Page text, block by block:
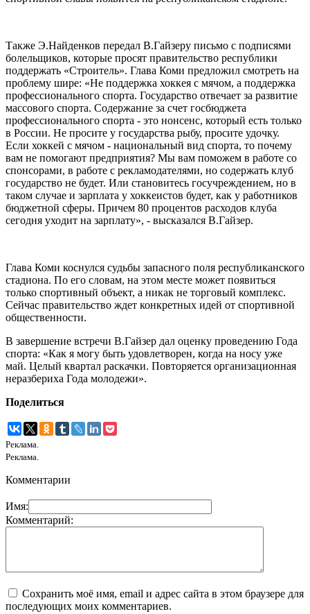
Также Э.Найденков передал В.Гайзеру письмо с подписями
болельщиков, которые просят правительство республики
поддержать «Строитель». Глава Коми предложил смотреть на
проблему шире: «Не поддержка хоккея с мячом, а поддержка
профессионального спорта. Государство отвечает за развитие
массового спорта. Содержание за счет госбюджета
профессионального спорта - это нонсенс, который есть только
в России. Не просите у государства рыбу, просите удочку.
Если хоккей с мячом - национальный вид спорта, то почему
вам не помогают предприятия? Мы вам поможем в работе со
спонсорами, в работе с рекламодателями, но содержать клуб
государство не будет. Или становитесь госучреждением, но в
таком случае и зарплата у хоккеистов будет, как у работников
бюджетной сферы. Причем 80 процентов расходов клуба
сегодня уходит на зарплату», - высказался В.Гайзер.
Глава Коми коснулся судьбы запасного поля республиканского
стадиона. По его словам, на этом месте может появиться
только спортивный объект, а никак не торговый комплекс.
Сейчас правительство ждет конкретных идей от спортивной
общественности.
В завершение встречи В.Гайзер дал оценку проведению Года
спорта: «Как я могу быть удовлетворен, когда на носу уже
май. Целый квартал раскачки. Повторяется организационная
неразбериха Года молодежи».
Поделиться
Реклама.
Реклама.
Комментарии
Имя:
Комментарий:
Сохранить моё имя, email и адрес сайта в этом браузере для
последующих моих комментариев.